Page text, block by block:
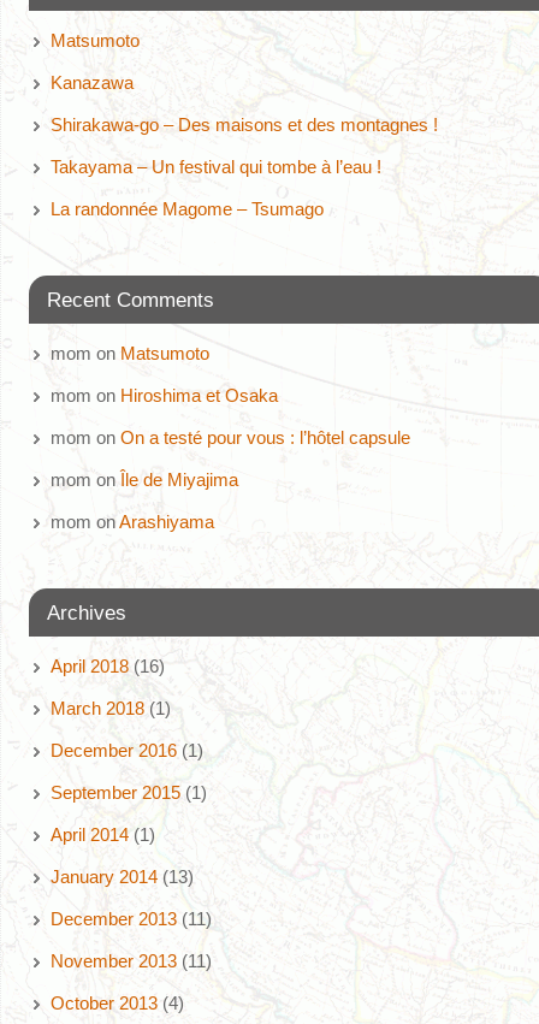
Matsumoto
Kanazawa
Shirakawa-go – Des maisons et des montagnes !
Takayama – Un festival qui tombe à l’eau !
La randonnée Magome – Tsumago
Recent Comments
mom on Matsumoto
mom on Hiroshima et Osaka
mom on On a testé pour vous : l’hôtel capsule
mom on Île de Miyajima
mom onArashiyama
Archives
April 2018(16)
March 2018(1)
December 2016(1)
September 2015(1)
April 2014(1)
January 2014(13)
December 2013(11)
November 2013(11)
October 2013(4)